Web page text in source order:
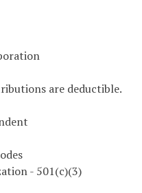
are deductible.
- 501(c)(3)